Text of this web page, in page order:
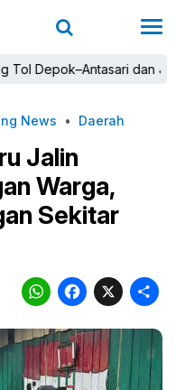
dan Jalan
News • Daerah
Jalin
Warga,
Sekitar
X